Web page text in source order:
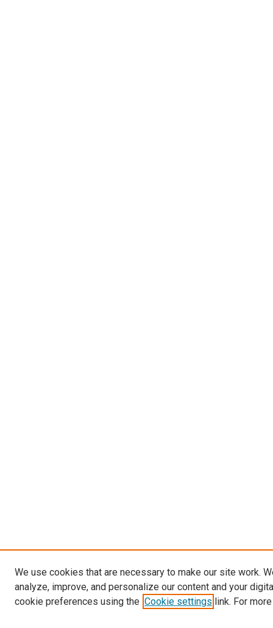
We use cookies that are necessary to make our site work.
analyze, improve, and personalize our content and your
cookie preferences using the Cookie settings link. For